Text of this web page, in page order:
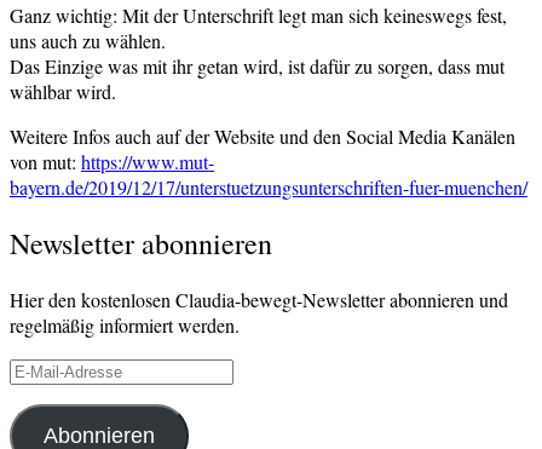
Ganz wichtig: Mit der Unterschrift legt man sich keineswegs fest,
uns auch zu wählen.
Das Einzige was mit ihr getan wird, ist dafür zu sorgen, dass mut
wählbar wird.
Weitere Infos auch auf der Website und den Social Media Kanälen
von mut: https://www.mut-
bayern.de/2019/12/17/unterstuetzungsunterschriften-fuer-muenchen/
Kommunalwahl,
Stadtratswahl,
Unterstützungsunterschriften
Newsletter abonnieren
Hier den kostenlosen Claudia-bewegt-Newsletter abonnieren und
regelmäßig informiert werden.
E-
Mail-
Adresse
Abonnieren